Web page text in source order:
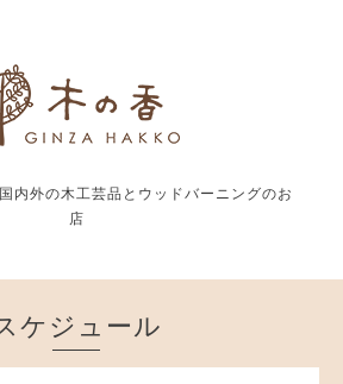
内外の木工芸品とウッドバーニングのお
店
ケジュール